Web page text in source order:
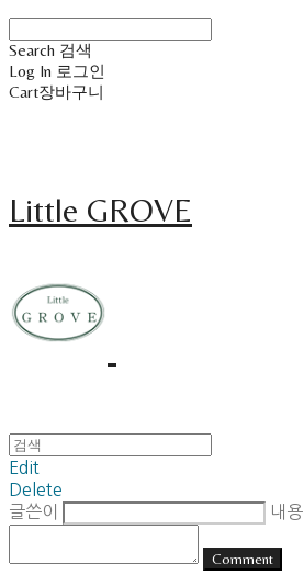
Search 검색
Log In 로그인
Cart장바구니
Little GROVE
Edit
Delete
글쓴이
내용
Comment